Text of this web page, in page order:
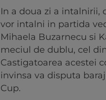
In a doua zi a intalnirii,
vor intalni in partida
Mihaela Buzarnecu si
meciul de dublu, cel
Castigatoarea acestei
invinsa va disputa
Cup.